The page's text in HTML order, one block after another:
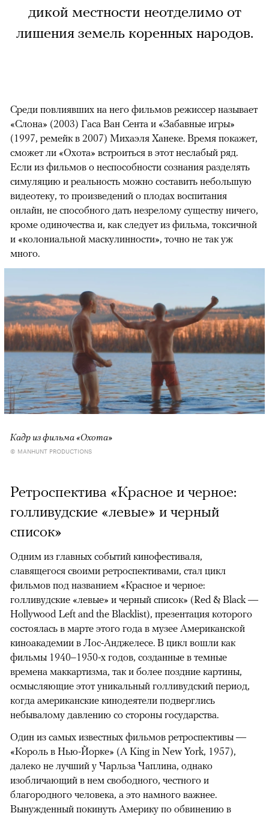
дикой местности неотделимо от
лишения земель коренных народов.
Среди повлиявших на него фильмов режиссер называет
«Слона» (2003) Гаса Ван Сента и «Забавные игры»
(1997, ремейк в 2007) Михаэля Ханеке. Время покажет,
сможет ли «Охота» встроиться в этот неслабый ряд.
Если из фильмов о неспособности сознания разделять
симуляцию и реальность можно составить небольшую
видеотеку, то произведений о плодах воспитания
онлайн, не способного дать незрелому существу ничего,
кроме одиночества и, как следует из фильма, токсичной
и «колониальной маскулинности», точно не так уж
много.
Кадр из фильма «Охота»
© MANHUNT PRODUCTIONS
Ретроспектива «Красное и черное:
голливудские «левые» и черный
список»
Одним из главных событий кинофестиваля,
славящегося своими ретроспективами, стал цикл
фильмов под названием «Красное и черное:
голливудские «левые» и черный список» (Red & Black —
Hollywood Left and the Blacklist), презентация которого
состоялась в марте этого года в музее Американской
киноакадемии в Лос-Анджелесе. В цикл вошли как
фильмы 1940–1950-х годов, созданные в темные
времена маккартизма, так и более поздние картины,
осмысляющие этот уникальный голливудский период,
когда американские кинодеятели подверглись
небывалому давлению со стороны государства.
Один из самых известных фильмов ретроспективы —
«Король в Нью-Йорке» (A King in New York, 1957),
далеко не лучший у Чарльза Чаплина, однако
изобличающий в нем свободного, честного и
благородного человека, а это намного важнее.
Вынужденный покинуть Америку по обвинению в